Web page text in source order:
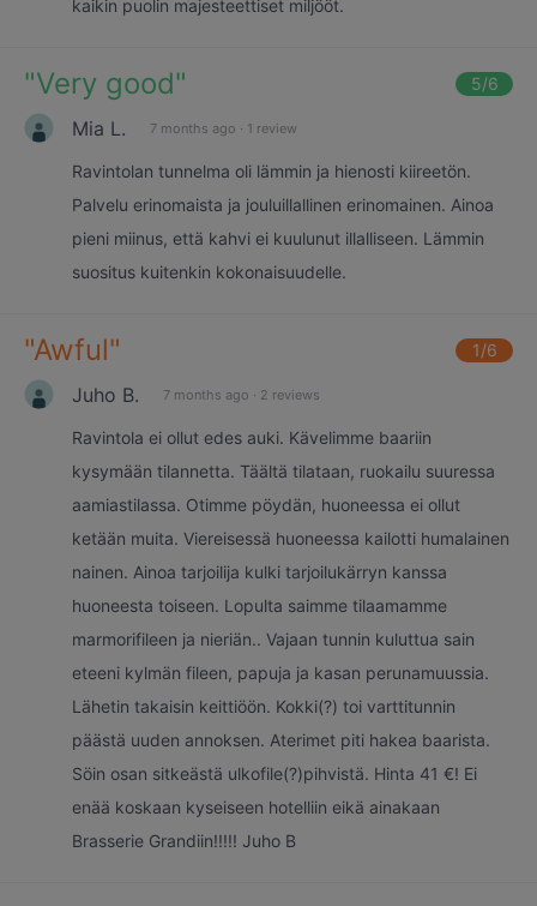
kaikin puolin majesteettiset miljööt.
"Very good" 5/6
Mia L. 7 months ago · 1 review
Ravintolan tunnelma oli lämmin ja hienosti kiireetön.
Palvelu erinomaista ja jouluillallinen erinomainen. Ainoa
pieni miinus, että kahvi ei kuulunut illalliseen. Lämmin
suositus kuitenkin kokonaisuudelle.
"Awful" 1/6
Juho B. 7 months ago · 2 reviews
Ravintola ei ollut edes auki. Kävelimme baariin
kysymään tilannetta. Täältä tilataan, ruokailu suuressa
aamiastilassa. Otimme pöydän, huoneessa ei ollut
ketään muita. Viereisessä huoneessa kailotti humalainen
nainen. Ainoa tarjoilija kulki tarjoilukärryn kanssa
huoneesta toiseen. Lopulta saimme tilaamamme
marmorifileen ja nieriän.. Vajaan tunnin kuluttua sain
eteeni kylmän fileen, papuja ja kasan perunamuussia.
Lähetin takaisin keittiöön. Kokki(?) toi varttitunnin
päästä uuden annoksen. Aterimet piti hakea baarista.
Söin osan sitkeästä ulkofile(?)pihvistä. Hinta 41 €! Ei
enää koskaan kyseiseen hotelliin eikä ainakaan
Brasserie Grandiin!!!!! Juho B